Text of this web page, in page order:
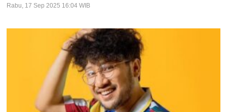
Rabu, 17 Sep 2025 16:04 WIB